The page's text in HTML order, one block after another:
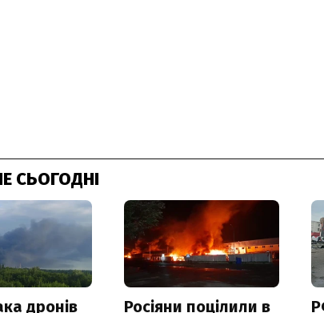
СЬОГОДНІ
дронів
Росіяни поцілили в